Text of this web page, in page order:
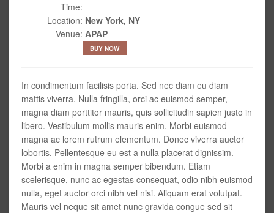
Time:
Location: New York, NY
Venue: APAP
BUY NOW
In condimentum facilisis porta. Sed nec diam eu diam
mattis viverra. Nulla fringilla, orci ac euismod semper,
magna diam porttitor mauris, quis sollicitudin sapien justo in
libero. Vestibulum mollis mauris enim. Morbi euismod
magna ac lorem rutrum elementum. Donec viverra auctor
lobortis. Pellentesque eu est a nulla placerat dignissim.
Morbi a enim in magna semper bibendum. Etiam
scelerisque, nunc ac egestas consequat, odio nibh euismod
nulla, eget auctor orci nibh vel nisi. Aliquam erat volutpat.
Mauris vel neque sit amet nunc gravida congue sed sit